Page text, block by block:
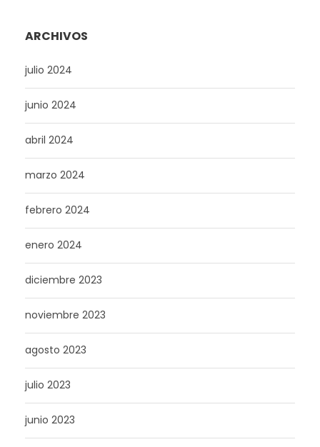
ARCHIVOS
julio 2024
junio 2024
abril 2024
marzo 2024
febrero 2024
enero 2024
diciembre 2023
noviembre 2023
agosto 2023
julio 2023
junio 2023